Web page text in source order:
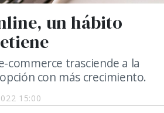
15:00
un hábito
commerce trasciende a la
con más crecimiento.